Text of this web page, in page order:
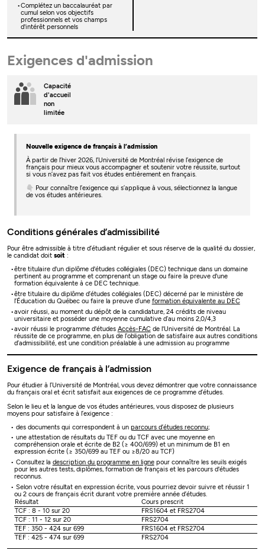
Complétez un baccalauréat par
cumul selon vos objectifs
professionnels et vos champs
d'intérêt personnels
Exigences d'admission
Capacité
d'accueil
non
limitée
Nouvelle exigence de français à l’admission
À partir de l’hiver 2026, l’Université de Montréal révise l’exigence de
français pour mieux vous accompagner et soutenir votre réussite, surtout
si vous n’avez pas fait vos études entièrement en français.
👇 Pour connaître l’exigence qui s’applique à vous, sélectionnez la langue
de vos études antérieures.
Conditions générales d’admissibilité
Pour être admissible à titre d’étudiant régulier et sous réserve de la qualité du dossier,
le candidat doitsoit :
être titulaire d'un diplôme d'études collégiales (DEC) technique dans un domaine
pertinent au programme et comprenant un stage ou faire la preuve d'une
formation équivalente à ce DEC technique.
être titulaire du diplôme d’études collégiales (DEC) décerné par le ministère de
l’Éducation du Québec ou faire la preuve d’une formation équivalente au DEC
avoir réussi, au moment du dépôt de la candidature, 24 crédits de niveau
universitaire et posséder une moyenne cumulative d’au moins 2,0/4,3
avoir réussi le programme d'études Accès-FACde l'Université de Montréal. La
réussite de ce programme, en plus de l’obligation de satisfaire aux autres conditions
d’admissibilité, est une condition préalable à une admission au programme
Exigence de français à l’admission
Pour étudier à l’Université de Montréal, vous devez démontrer que votre connaissance
du français oral et écrit satisfait aux exigences de ce programme d’études.
Selon le lieu et la langue de vos études antérieures, vous disposez de plusieurs
moyens pour satisfaire à l’exigence :
des documents qui correspondent à un parcours d’études reconnu;
une attestation de résultats du TEF ou du TCF avec une moyenne en
compréhension orale et écrite de B2 (≥ 400/699) et un minimum de B1 en
expression écrite (≥ 350/699 au TEF ou ≥8/20 au TCF)
Consultez la description du programme en lignepour connaître les seuils exigés
pour les autres tests, diplômes, formation de français et les parcours d'études
reconnus.
Selon votre résultat en expression écrite, vous pourriez devoir suivre et réussir 1
ou 2 cours de français écrit durant votre première année d’études.
Résultat
Cours prescrit
TCF : 8 - 10 sur 20
FRS1604 et FRS2704
TCF : 11 - 12 sur 20
FRS2704
TEF : 350 - 424 sur 699
FRS1604 et FRS2704
TEF : 425 - 474 sur 699
FRS2704